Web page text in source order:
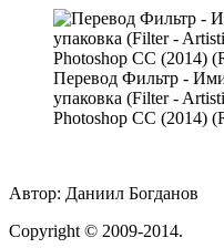
Перевод Фильтр -
упаковка (Filter -
Photoshop CC (2014)
Автор: Даниил Богданов
Сopyright© 2009-2014.